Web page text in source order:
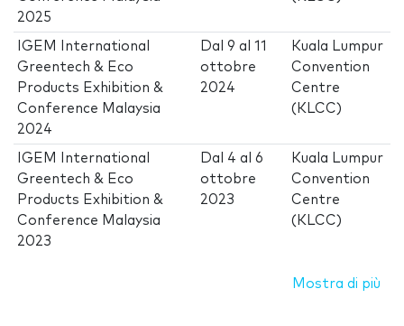
2025
IGEM International
Greentech & Eco
Products Exhibition &
Conference Malaysia
2024
Dal9 al11
ottobre
2024
Kuala Lumpur
Convention
Centre
(KLCC)
IGEM International
Greentech & Eco
Products Exhibition &
Conference Malaysia
2023
Dal 4 al6
ottobre
2023
Kuala Lumpur
Convention
Centre
(KLCC)
Mostra di più